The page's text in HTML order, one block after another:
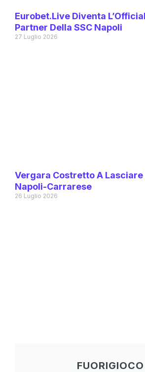
Eurobet.live Diventa
Partner Della SSC Napoli
27 Luglio 2026
Vergara Costretto A Lasciare
Napoli-Carrarese
26 Luglio 2026
FUORIGIOCO